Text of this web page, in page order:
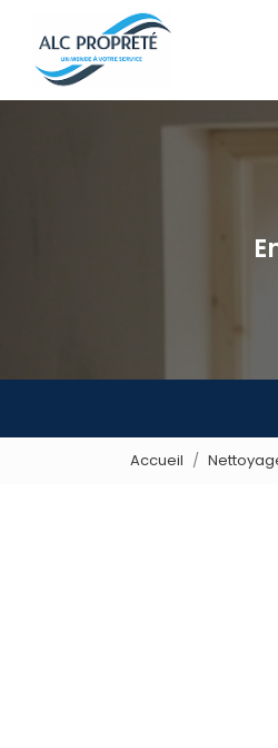
contenu
principal
Accueil